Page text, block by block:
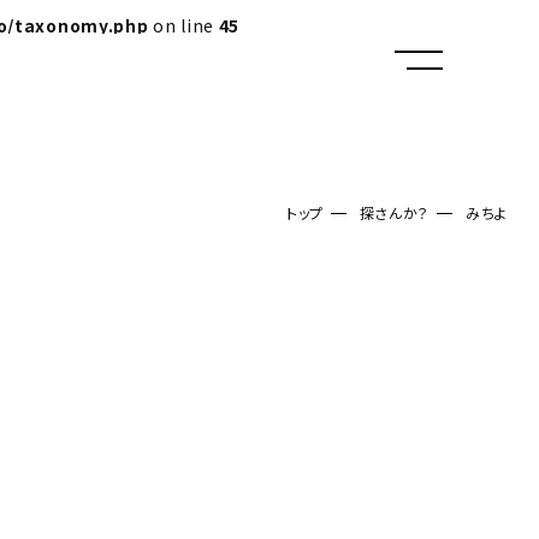
taxonomy.php on line 45
トップ 探さんか？ みちよ